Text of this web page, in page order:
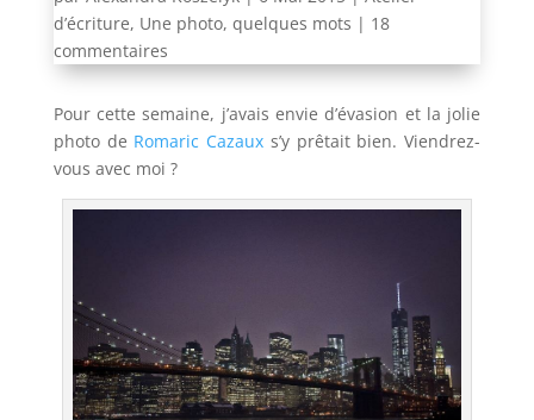
d’écriture, Une photo, quelques mots | 18
commentaires
Pour cette semaine, j’avais envie d’évasion et la jolie
photo de Romaric Cazaux s’y prêtait bien. Viendrez-
vous avec moi ?